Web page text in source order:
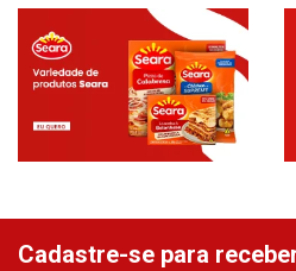
Cadastre-se para